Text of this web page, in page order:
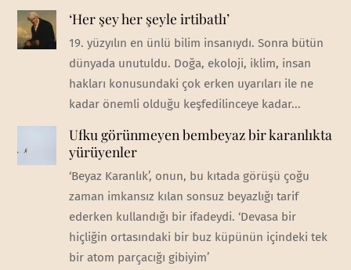
‘Her şey her şeyle irtibatlı’
19. yüzyılın en ünlü bilim insanıydı. Sonra bütün
dünyada unutuldu. Doğa, ekoloji, iklim, insan
hakları konusundaki çok erken uyarıları ile ne
kadar önemli olduğu keşfedilinceye kadar...
Ufku görünmeyen bembeyaz bir karanlıkta
yürüyenler
‘Beyaz Karanlık’, onun, bu kıtada görüşü çoğu
zaman imkansız kılan sonsuz beyazlığı tarif
ederken kullandığı bir ifadeydi. ‘Devasa bir
hiçliğin ortasındaki bir buz küpünün içindeki tek
bir atom parçacığı gibiyim’